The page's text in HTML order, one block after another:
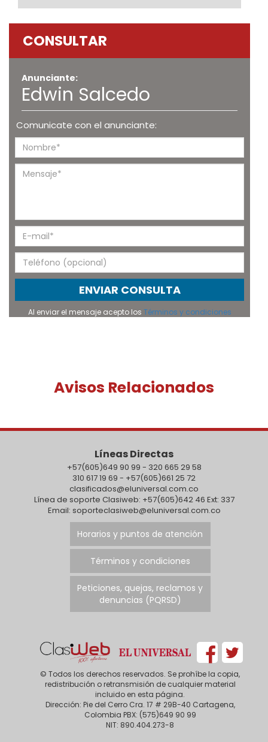
CONSULTAR
Anunciante:
Edwin Salcedo
Comunicate con el anunciante:
ENVIAR CONSULTA
Al enviar el mensaje acepto los Términos y condiciones
Avisos Relacionados
Líneas Directas
+57(605)649 90 99 - 320 665 29 58
310 617 19 69 - +57(605)661 25 72
clasificados@eluniversal.com.co
Línea de soporte Clasiweb: +57(605)642 46 Ext: 337
Email: soporteclasiweb@eluniversal.com.co
Horarios y puntos de atención
Términos y condiciones
Peticiones, quejas, reclamos y
denuncias (PQRSD)
© Todos los derechos reservados. Se prohíbe la copia,
redistribución o retransmisión de cualquier material
incluido en esta página.
Dirección: Pie del Cerro Cra. 17 # 29B-40 Cartagena,
Colombia PBX: (575)649 90 99
NIT: 890.404.273-8